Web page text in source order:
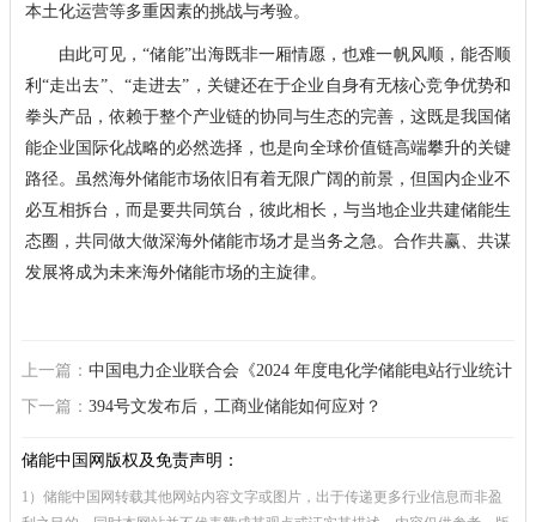
本土化运营等多重因素的挑战与考验。
由此可见，“储能”出海既非一厢情愿，也难一帆风顺，能否顺
利“走出去”、“走进去”，关键还在于企业自身有无核心竞争优势和
拳头产品，依赖于整个产业链的协同与生态的完善，这既是我国储
能企业国际化战略的必然选择，也是向全球价值链高端攀升的关键
路径。虽然海外储能市场依旧有着无限广阔的前景，但国内企业不
必互相拆台，而是要共同筑台，彼此相长，与当地企业共建储能生
态圈，共同做大做深海外储能市场才是当务之急。合作共赢、共谋
发展将成为未来海外储能市场的主旋律。
上一篇： 中国电力企业联合会《2024 年度电化学储能电站行业统计
数据》全文发布
下一篇： 394号文发布后，工商业储能如何应对？
储能中国网版权及免责声明：
1）储能中国网转载其他网站内容文字或图片，出于传递更多行业信息而非盈